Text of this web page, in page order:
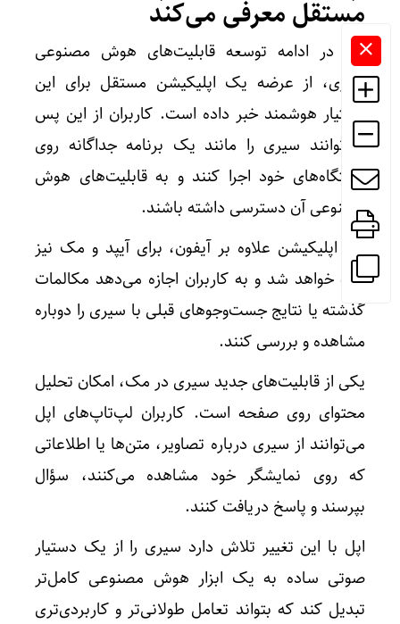
مستقل معرفی می‌کند
اپل در ادامه توسعه قابلیت‌های هوش مصنوعی
سیری، از عرضه یک اپلیکیشن مستقل برای این
دستیار هوشمند خبر داده است. کاربران از این پس
می‌توانند سیری را مانند یک برنامه جداگانه روی
دستگاه‌های خود اجرا کنند و به قابلیت‌های هوش
مصنوعی آن دسترسی داشته باشند.
این اپلیکیشن علاوه بر آیفون، برای آیپد و مک نیز
ارائه خواهد شد و به کاربران اجازه می‌دهد مکالمات
گذشته یا نتایج جست‌وجوهای قبلی با سیری را دوباره
مشاهده و بررسی کنند.
یکی از قابلیت‌های جدید سیری در مک، امکان تحلیل
محتوای روی صفحه است. کاربران لپ‌تاپ‌های اپل
می‌توانند از سیری درباره تصاویر، متن‌ها یا اطلاعاتی
که روی نمایشگر خود مشاهده می‌کنند، سؤال
بپرسند و پاسخ دریافت کنند.
اپل با این تغییر تلاش دارد سیری را از یک دستیار
صوتی ساده به یک ابزار هوش مصنوعی کامل‌تر
تبدیل کند که بتواند تعامل طولانی‌تر و کاربردی‌تری